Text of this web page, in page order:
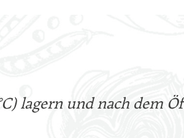
lagern und nach dem